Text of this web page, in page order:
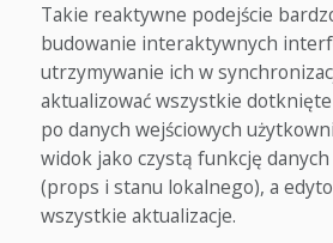
Takie reaktywne podejście
budowanie interaktywnych
utrzymywanie ich w
aktualizować wszystkie
po danych wejściowych
widok jako czystą funkcję
(props i stanu lokalnego), a
wszystkie aktualizacje.